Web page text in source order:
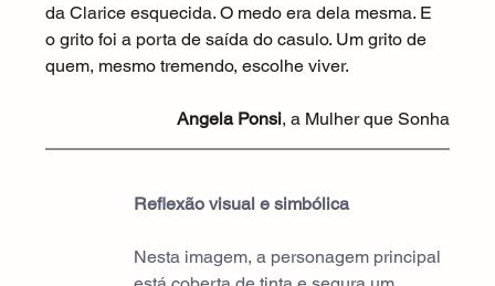
da Clarice esquecida. O medo era dela mesma. E
o grito foi a porta de saída do casulo. Um grito de
quem, mesmo tremendo, escolhe viver.
Angela Ponsi, a Mulher que Sonha
Reflexão visual e simbólica
Nesta imagem, a personagem principal